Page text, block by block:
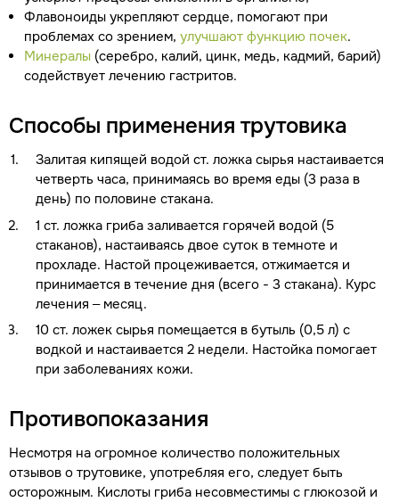
Флавоноиды укрепляют сердце, помогают при
проблемах со зрением,улучшают функцию почек.
Минералы (серебро, калий, цинк, медь, кадмий, барий)
содействует лечению гастритов.
Способы применения трутовика
Залитая кипящей водой ст. ложка сырья настаивается
четверть часа, принимаясь во время еды (3 раза в
день) по половине стакана.
1 ст. ложка гриба заливается горячей водой (5
стаканов), настаиваясь двое суток в темноте и
прохладе. Настой процеживается, отжимается и
принимается в течение дня (всего - 3 стакана). Курс
лечения – месяц.
10 ст. ложек сырья помещается в бутыль (0,5 л) с
водкой и настаивается 2 недели. Настойка помогает
при заболеваниях кожи.
Противопоказания
Несмотря на огромное количество положительных
отзывов о трутовике, употребляя его, следует быть
осторожным. Кислоты гриба несовместимы с глюкозой и